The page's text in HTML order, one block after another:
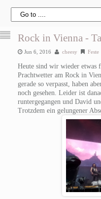
Rock in Vienna -
Jun 6, 2016 cheesy Feste
Heute sind wir wieder etwas
Prachtwetter am Rock in
gerade so verpasst, haben
noch gesehen. Leider ist
runtergegangen und David
Trotzdem ein gelungener